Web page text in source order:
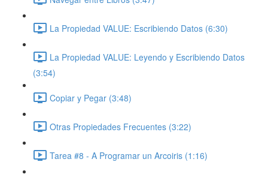
La Propiedad VALUE: Escribiendo Datos (6:30)
La Propiedad VALUE: Leyendo y Escribiendo Datos
(3:54)
Copiar y Pegar (3:48)
Otras Propiedades Frecuentes (3:22)
Tarea #8 - A Programar un Arcoiris (1:16)